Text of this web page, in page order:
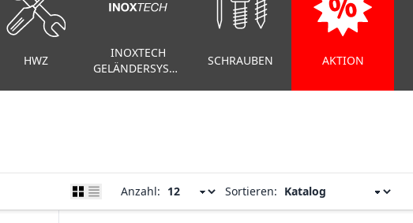
HWZ
INOXTECH
GELÄNDERSYSTEM
SCHRAUBEN AKTION
Anzahl: Sortieren: